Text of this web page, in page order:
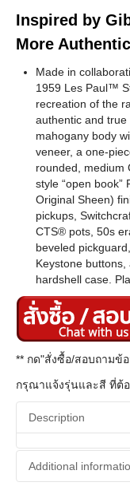
Inspired by
More
Made in
1959 Les Paul™
recreation of the
authentic and
mahogany body
veneer, a one-
rounded, medium
style “open book”
Original Sheen)
pickups,
CTS® pots, 50s
beveled
Keystone
hardshell case.
** กด"สั่งซื้อ/สอบถามข้
กรุณาแจ้งรุ่นและสี ที่ต้
Description
Additional